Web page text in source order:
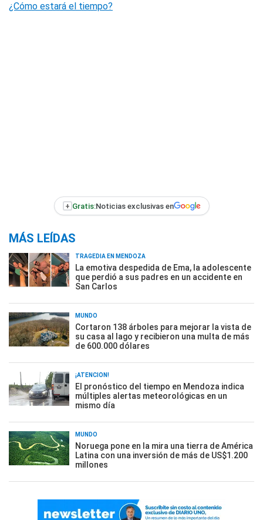
¿Cómo estará el tiempo?
+ Gratis:Noticias exclusivas en
MÁS LEÍDAS
TRAGEDIA EN MENDOZA
La emotiva despedida de Ema, la adolescente
que perdió a sus padres en un accidente en
San Carlos
MUNDO
Cortaron 138 árboles para mejorar la vista de
su casa al lago y recibieron una multa de más
de 600.000 dólares
¡ATENCIÓN!
El pronóstico del tiempo en Mendoza indica
múltiples alertas meteorológicas en un
mismo día
MUNDO
Noruega pone en la mira una tierra de América
Latina con una inversión de más de US$1.200
millones